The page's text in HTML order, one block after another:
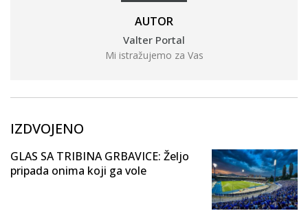
AUTOR
Valter Portal
Mi istražujemo za Vas
IZDVOJENO
GLAS SA TRIBINA GRBAVICE: Željo
pripada onima koji ga vole